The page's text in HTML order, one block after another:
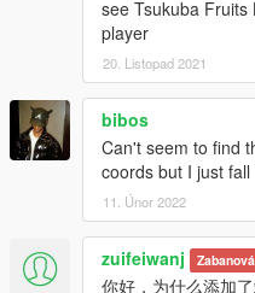
see Tsukuba
player
20. Listopad 2021
bibos
Can't seem to find
coords but I just
11. Únor 2022
zuifeiwanj
你好，为什么添加